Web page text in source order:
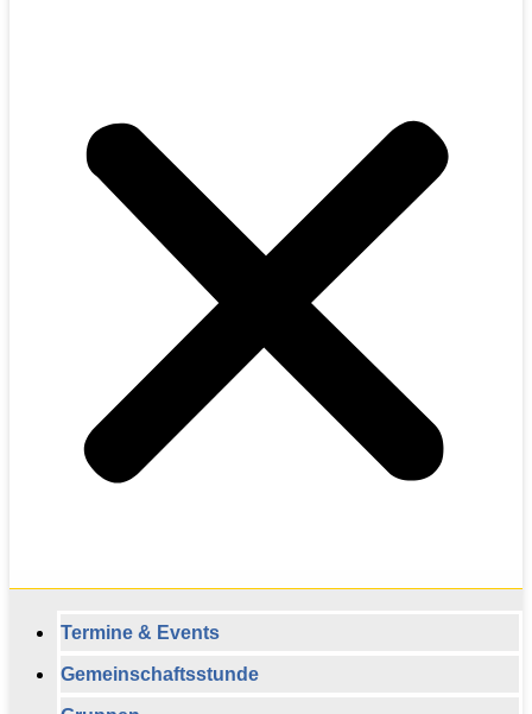
Termine & Events
Gemeinschaftsstunde